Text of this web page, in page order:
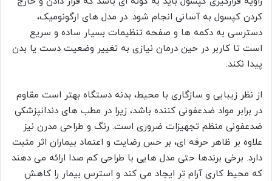
کردن کپسول به آسانی انجام شود. در مدل های ارگونومیک،
دسترسی به دکمه ها و صفحه تنظیمات بسیار ساده و سریع
است تا کاربر در حین درمان نیازی به تغییر وضعیت دست یا بدن
پیدا نکند.
از نظر زیبایی و سازگاری با محیط، بدنه دستگاه بهتر است مقاوم
در برابر مواد ضدعفونی کننده باشد، زیرا در مطب های دندانپزشکی
ضدعفونی منظم تجهیزات ضروری است. رنگ و طراحی مدرن نیز
علاوه بر ظاهر حرفه ای، بر حس رضایت و اعتماد بیماران اثر مثبت
دارد. برخی برندها حتی مدل هایی با طراحی کم صدا ارائه می دهند
که محیط کاری آرام تر ایجاد می کند و استرس بیمار را کاهش